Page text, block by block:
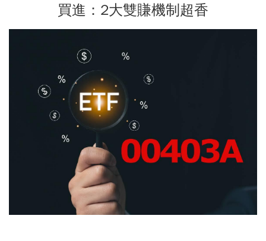
買進：2大雙賺機制超香